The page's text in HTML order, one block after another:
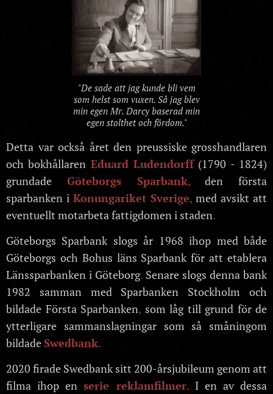
"De sade att jag kunde bli vem
som helst som vuxen. Så jag blev
min egen Mr. Darcy baserad min
egen stolthet och fördom."
Detta var också året den preussiske grosshandlaren
och bokhållaren Eduard Ludendorff(1790 - 1824)
grundade Göteborgs Sparbank,den första
sparbanken i Konungariket Sverige, med avsikt att
eventuellt motarbeta fattigdomen i staden.
Göteborgs Sparbank slogs år 1968 ihop med både
Göteborgs och Bohus läns Sparbank för att etablera
Länssparbanken i Göteborg. Senare slogs denna bank
1982 samman med Sparbanken Stockholm och
bildade Första Sparbanken, som låg till grund för de
ytterligare sammanslagningar som så småningom
bildadeSwedbank.
2020 firade Swedbank sitt 200-årsjubileum genom att
filma ihop enserie reklamfilmer.I en av dessa